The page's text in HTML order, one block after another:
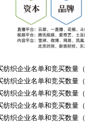
纺织企业名单和竞买数量（
纺织企业名单和竞买数量（
纺织企业名单和竞买数量（
纺织企业名单和竞买数量（
纺织企业名单和竞买数量（